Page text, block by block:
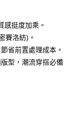
灣）商業銀行
銀行
灣）商業銀行
商業銀行
挺度加乘。
賽洛紡)。
省前置處理成本。
型，潮流穿搭必備